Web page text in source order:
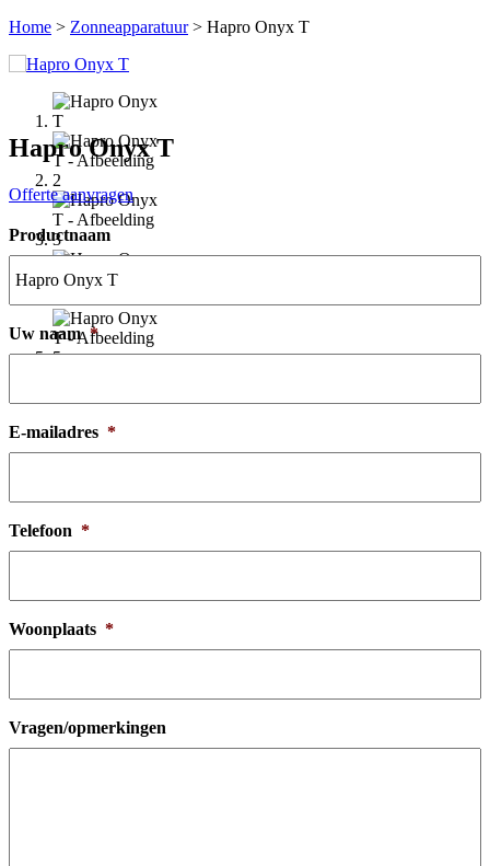
Home > Zonneapparatuur> Hapro Onyx T
Hapro Onyx T
Offerte aanvragen
Productnaam
Uw naam *
E-mailadres *
Telefoon *
Woonplaats *
Vragen/opmerkingen